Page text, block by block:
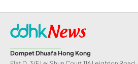
INFO DD
Lomba